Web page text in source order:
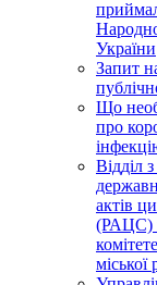
України
Запит
Що
про
Відділ
актів
(РАЦС)
міської